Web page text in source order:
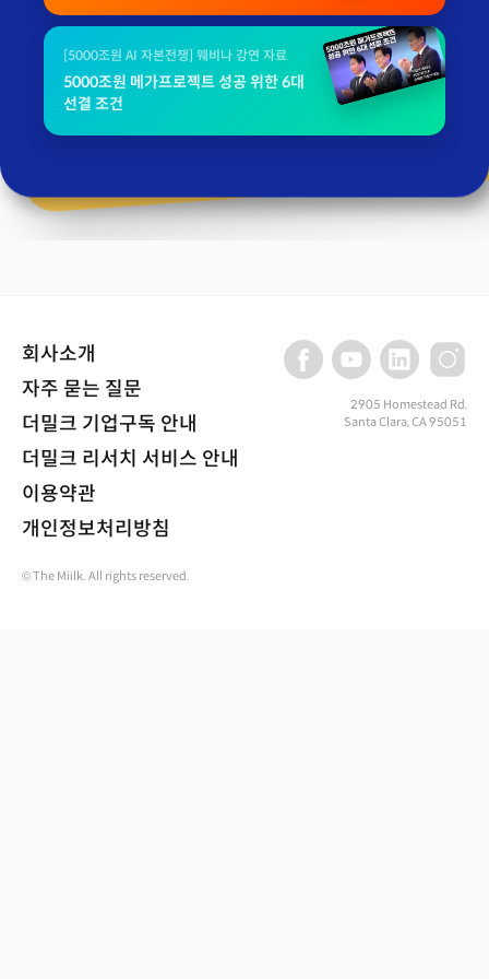
[5000조원 AI 자본전쟁] 웨비나 강연 자료
5000조원 메가프로젝트 성공 위한 6대
선결 조건
회사소개
자주 묻는 질문
더밀크 기업구독 안내
더밀크 리서치 서비스 안내
이용약관
개인정보처리방침
2905 Homestead Rd,
Santa Clara, CA 95051
© The Miilk. All rights reserved.